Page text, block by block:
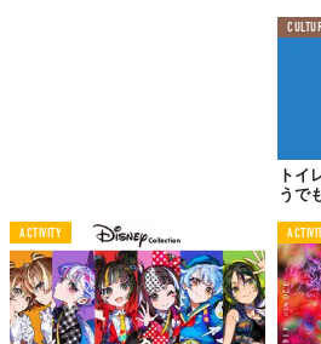
この世界は、もっと
トイ
うで
ACTIVITY